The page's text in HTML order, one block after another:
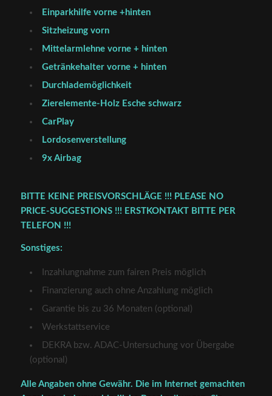
Einparkhilfe vorne +hinten
Sitzheizung vorn
Mittelarmlehne vorne + hinten
Getränkehalter vorne + hinten
Durchlademöglichkeit
Zierelemente-Holz Esche schwarz
CarPlay
Lordosenverstellung
9x Airbag
BITTE KEINE PREISVORSCHLÄGE !!! PLEASE NO
PRICE-SUGGESTIONS !!! ERSTKONTAKT BITTE PER
TELEFON !!!
Sonstiges:
Inzahlungnahme zum fairen Preis möglich
Finanzierung auch ohne Anzahlung möglich
Garantie bis zu 36 Monaten (optional)
Werkstattservice
DEKRA bzw. ADAC-Untersuchung vor Übergabe
(optional)
Alle Angaben ohne Gewähr. Die im Internet gemachten